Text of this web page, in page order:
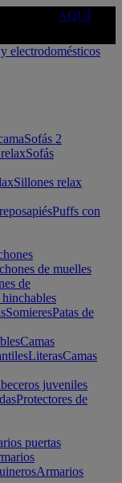
AQUÍ
Sofás 2
Sofás
Sillones relax
Puffs con
de muelles
de
SomieresPatas de
Camas
LiterasCamas
juveniles
Protectores de
puertas
Armarios